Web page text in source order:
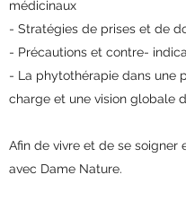
médicinaux
- Stratégies de prises et de
- Précautions et contre-
- La phytothérapie dans une
charge et une vision globale
Afin de vivre et de se soigner
avec Dame Nature.